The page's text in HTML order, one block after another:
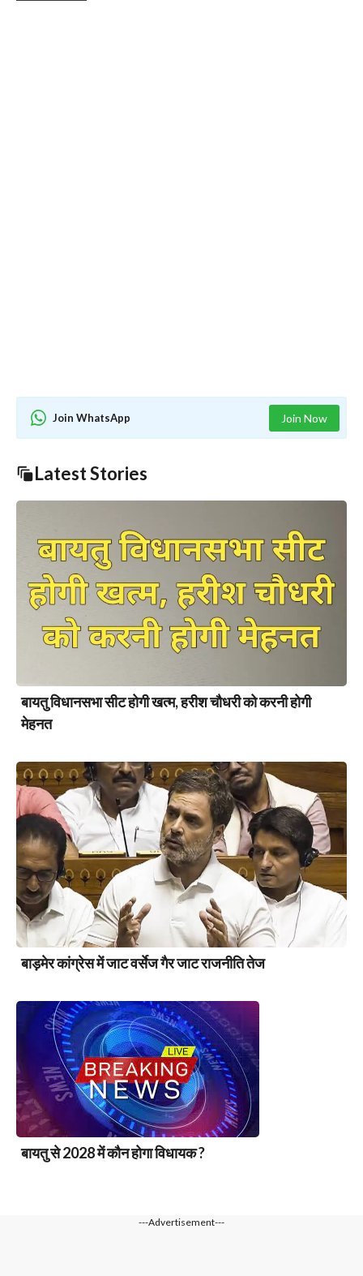
Join WhatsApp Join Now
Latest Stories
बायतु विधानसभा सीट होगी खत्म, हरीश चौधरी को करनी होगी
मेहनत
बाड़मेर कांग्रेस में जाट वर्सेज गैर जाट राजनीति तेज
बायतु से 2028 में कौन होगा विधायक ?
---Advertisement---